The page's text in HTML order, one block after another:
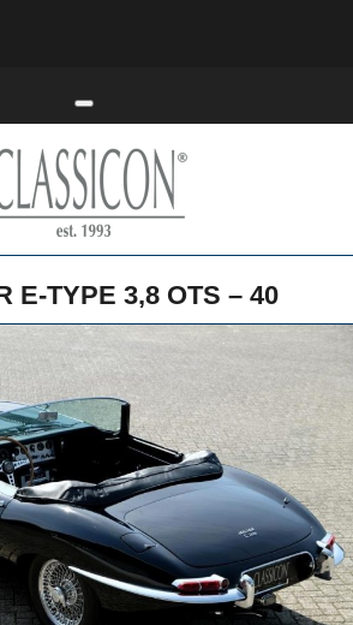
Toggle navigation
E-TYPE 3,8 OTS – 40